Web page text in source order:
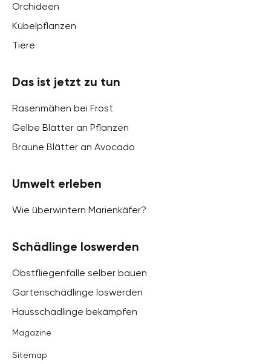
Orchideen
Kübelpflanzen
Tiere
Das ist jetzt zu tun
Rasenmähen bei Frost
Gelbe Blätter an Pflanzen
Braune Blätter an Avocado
Umwelt erleben
Wie überwintern Marienkäfer?
Schädlinge loswerden
Obstfliegenfalle selber bauen
Gartenschädlinge loswerden
Hausschädlinge bekämpfen
Magazine
Sitemap